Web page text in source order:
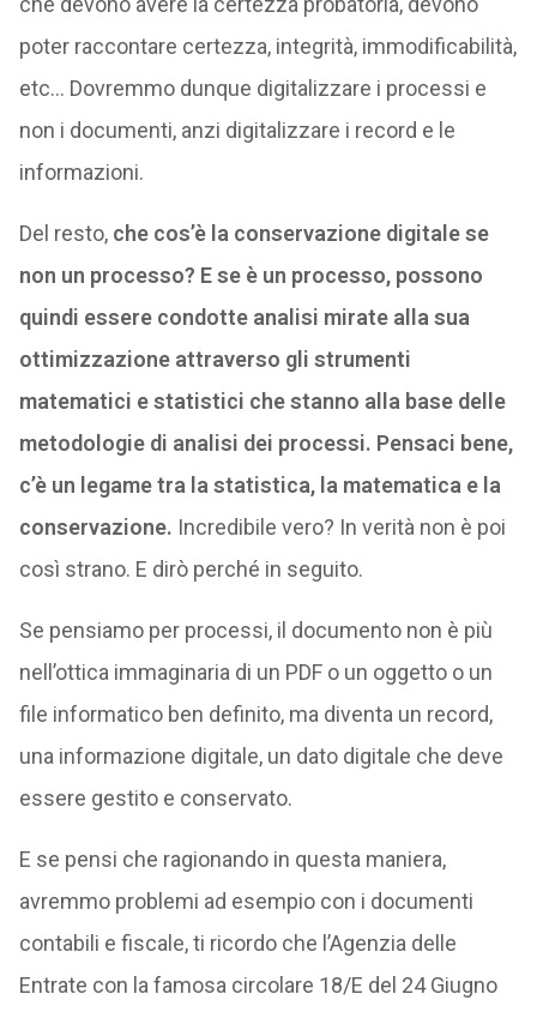
poter raccontare certezza, integrità, immodificabilità,
etc… Dovremmo dunque digitalizzare i processi e
non i documenti, anzi digitalizzare i record e le
informazioni.
Del resto, che cos’è la conservazione digitale se
non un processo? E se è un processo, possono
quindi essere condotte analisi mirate alla sua
ottimizzazione attraverso gli strumenti
matematici e statistici che stanno alla base delle
metodologie di analisi dei processi. Pensaci bene,
c’è un legame tra la statistica, la matematica e la
conservazione. Incredibile vero? In verità non è poi
così strano. E dirò perché in seguito.
Se pensiamo per processi, il documento non è più
nell’ottica immaginaria di un PDF o un oggetto o un
file informatico ben definito, ma diventa un record,
una informazione digitale, un dato digitale che deve
essere gestito e conservato.
E se pensi che ragionando in questa maniera,
avremmo problemi ad esempio con i documenti
contabili e fiscale, ti ricordo che l’Agenzia delle
Entrate con la famosa circolare 18/E del 24 Giugno